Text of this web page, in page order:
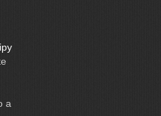
a